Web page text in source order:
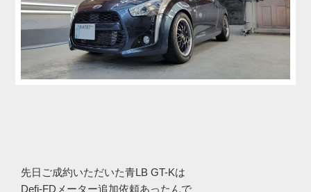
先日ご成約いただいた青LB GT-Kは
Defi-FDメーター追加依頼あったんで